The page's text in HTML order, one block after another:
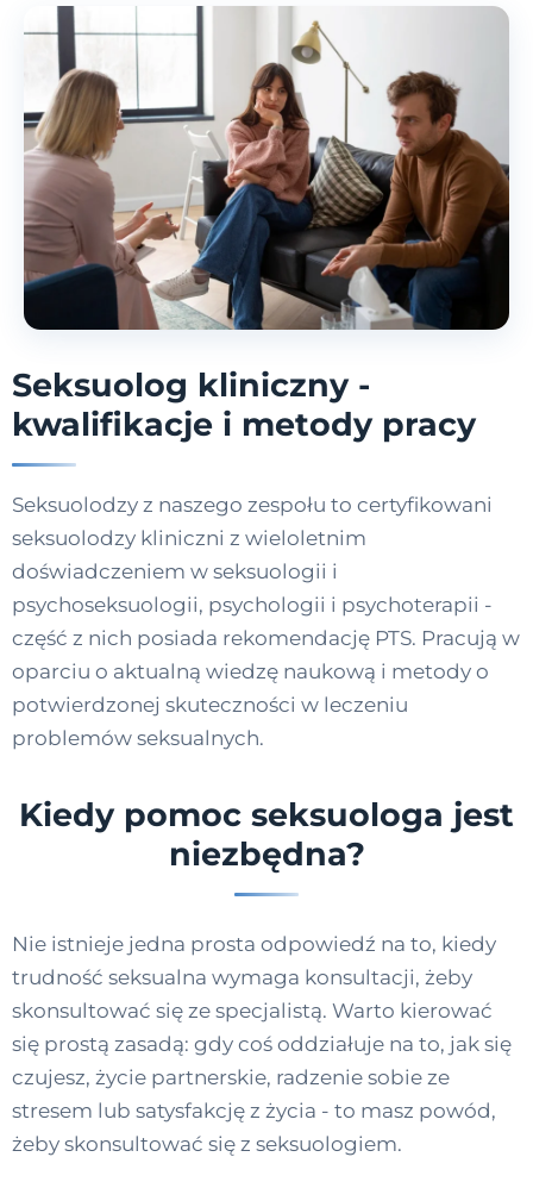
Seksuolog kliniczny -
kwalifikacje i metody pracy
Seksuolodzy z naszego zespołu to certyfikowani
seksuolodzy kliniczni z wieloletnim
doświadczeniem w seksuologii i
psychoseksuologii, psychologii i psychoterapii -
część z nich posiada rekomendację PTS. Pracują w
oparciu o aktualną wiedzę naukową i metody o
potwierdzonej skuteczności w leczeniu
problemów seksualnych.
Kiedy pomoc seksuologa jest
niezbędna?
Nie istnieje jedna prosta odpowiedź na to, kiedy
trudność seksualna wymaga konsultacji, żeby
skonsultować się ze specjalistą. Warto kierować
się prostą zasadą: gdy coś oddziałuje na to, jak się
czujesz, życie partnerskie, radzenie sobie ze
stresem lub satysfakcję z życia - to masz powód,
żeby skonsultować się z seksuologiem.